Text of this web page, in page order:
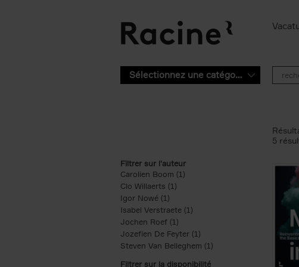
Sélectionnez une catégorie
Filtrer sur l'auteur
Carolien Boom (1)
Clo Willaerts (1)
Igor Nowé (1)
Isabel Verstraete (1) Apply Isabel Verstraete filter
Jochen Roef (1)
Jozefien De Feyter (1) Apply Jozefien De Feyter
Steven Van Belleghem (1) Apply Steven Van
Filtrer sur la disponibilité
5